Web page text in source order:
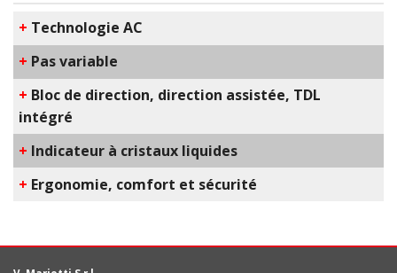
+ T​echnologie AC
+ ​Pas variable
+ Bloc de direction, direction assistée, TDL
intégré
+ Indicateur à cristaux liquides
+ ​Ergonomie, comfort et sécurité